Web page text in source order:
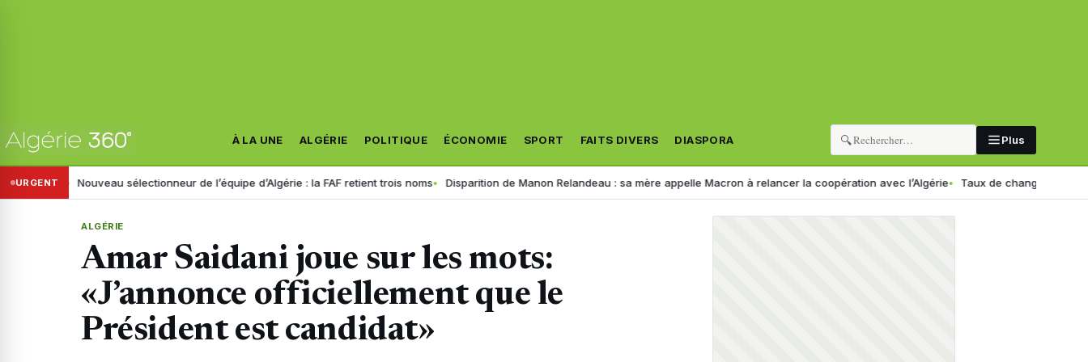
À LA UNE ALGÉRIE POLITIQUE ÉCONOMIE SPORT FAITS DIVERS DIASPORA 🔍 Plus
URGENTNouveau sélectionneur de l’équipe d’Algérie : la FAF retient trois noms Disparition de Manon Relandeau : sa mère appelle Macron à relancer la coopération avec l’Algérie Taux de change en Algérie :
ALGÉRIE
Amar Saidani joue sur les mots:
«J’annonce officiellement que le
Président est candidat»